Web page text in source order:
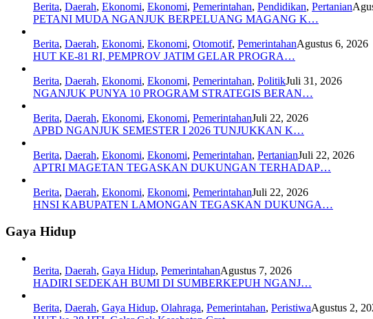
Berita, Daerah, Ekonomi, Ekonomi, Pemerintahan, Pendidikan, Pertanian
PETANI MUDA NGANJUK BERPELUANG MAGANG K…
Berita, Daerah, Ekonomi, Ekonomi, Otomotif, PemerintahanAgustus 6, 2026
HUT KE-81 RI, PEMPROV JATIM GELAR PROGRA…
Berita, Daerah, Ekonomi, Ekonomi, Pemerintahan, PolitikJuli 31, 2026
NGANJUK PUNYA 10 PROGRAM STRATEGIS BERAN…
Berita, Daerah, Ekonomi, Ekonomi, PemerintahanJuli 22, 2026
APBD NGANJUK SEMESTER I 2026 TUNJUKKAN K…
Berita, Daerah, Ekonomi, Ekonomi, Pemerintahan, PertanianJuli 22, 2026
APTRI MAGETAN TEGASKAN DUKUNGAN TERHADAP…
Berita, Daerah, Ekonomi, Ekonomi, PemerintahanJuli 22, 2026
HNSI KABUPATEN LAMONGAN TEGASKAN DUKUNGA…
Gaya Hidup
Berita, Daerah, Gaya Hidup, PemerintahanAgustus 7, 2026
HADIRI SEDEKAH BUMI DI SUMBERKEPUH NGANJ…
Berita, Daerah, Gaya Hidup, Olahraga, Pemerintahan, PeristiwaAgustus 2,